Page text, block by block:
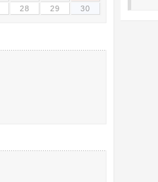
28 29 30